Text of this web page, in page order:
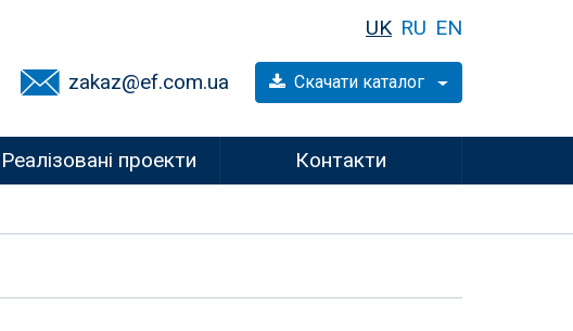
UK RU EN
zakaz@ef.com.ua Скачати каталог
Реалізовані проекти Контакти